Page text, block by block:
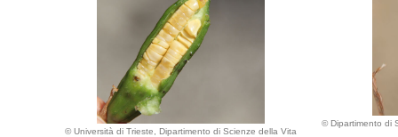
© Università di Trieste, Dipartimento di Scienze della Vita
© Dipartimento di